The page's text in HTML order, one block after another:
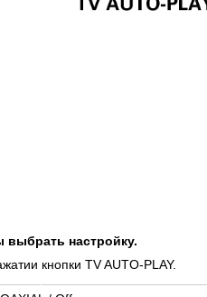
выбрать настройку.
кнопки TV AUTO-PLAY.